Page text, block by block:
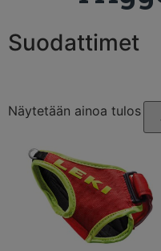
Suodattimet
Näytetään ainoa tulos